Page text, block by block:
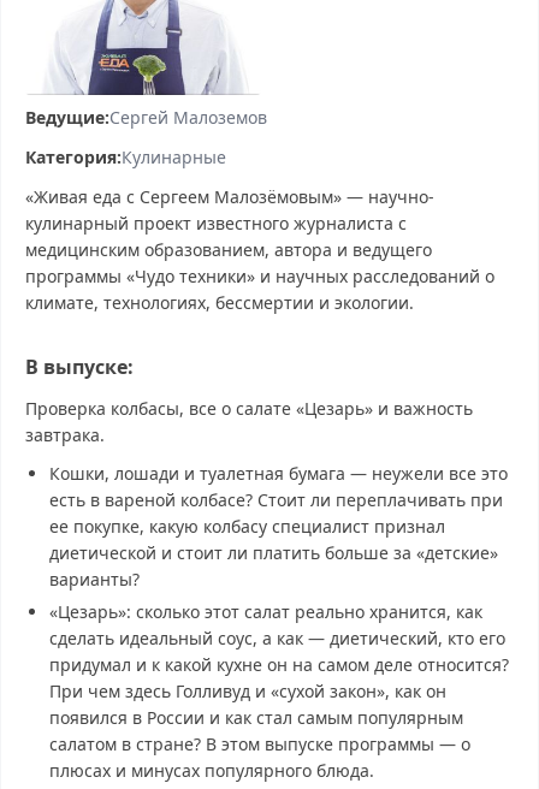
Ведущие:Сергей Малоземов
Категория:Кулинарные
«Живая еда с Сергеем Малозёмовым» — научно-
кулинарный проект известного журналиста с
медицинским образованием, автора и ведущего
программы «Чудо техники» и научных расследований о
климате, технологиях, бессмертии и экологии.
В выпуске:
Проверка колбасы, все о салате «Цезарь» и важность
завтрака.
Кошки, лошади и туалетная бумага — неужели все это
есть в вареной колбасе? Стоит ли переплачивать при
ее покупке, какую колбасу специалист признал
диетической и стоит ли платить больше за «детские»
варианты?
«Цезарь»: сколько этот салат реально хранится, как
сделать идеальный соус, а как — диетический, кто его
придумал и к какой кухне он на самом деле относится?
При чем здесь Голливуд и «сухой закон», как он
появился в России и как стал самым популярным
салатом в стране? В этом выпуске программы — о
плюсах и минусах популярного блюда.